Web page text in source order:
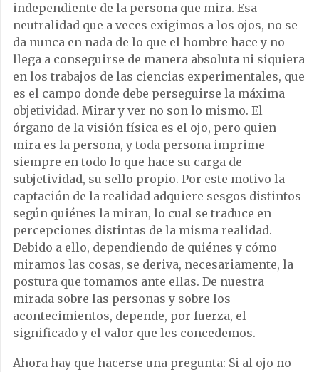
independiente de la persona que mira. Esa
neutralidad que a veces exigimos a los ojos, no se
da nunca en nada de lo que el hombre hace y no
llega a conseguirse de manera absoluta ni siquiera
en los trabajos de las ciencias experimentales, que
es el campo donde debe perseguirse la máxima
objetividad. Mirar y ver no son lo mismo. El
órgano de la visión física es el ojo, pero quien
mira es la persona, y toda persona imprime
siempre en todo lo que hace su carga de
subjetividad, su sello propio. Por este motivo la
captación de la realidad adquiere sesgos distintos
según quiénes la miran, lo cual se traduce en
percepciones distintas de la misma realidad.
Debido a ello, dependiendo de quiénes y cómo
miramos las cosas, se deriva, necesariamente, la
postura que tomamos ante ellas. De nuestra
mirada sobre las personas y sobre los
acontecimientos, depende, por fuerza, el
significado y el valor que les concedemos.
Ahora hay que hacerse una pregunta: Si al ojo no